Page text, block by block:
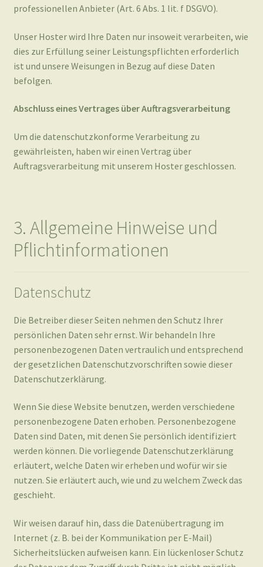
befolgen.
Abschluss eines Vertrages über Auftragsverarbeitung
Um die datenschutzkonforme Verarbeitung zu
gewährleisten, haben wir einen Vertrag über
3. Allgemeine Hinweise und
Datenschutz
Die Betreiber dieser Seiten nehmen den Schutz Ihrer
personenbezogenen Daten vertraulich und entsprechend
der gesetzlichen Datenschutzvorschriften sowie dieser
Wenn Sie diese Website benutzen, werden verschiedene
personenbezogene Daten erhoben. Personenbezogene
Daten sind Daten, mit denen Sie persönlich identifiziert
werden können. Die vorliegende Datenschutzerklärung
erläutert, welche Daten wir erheben und wofür wir sie
nutzen. Sie erläutert auch, wie und zu welchem Zweck das
geschieht.
Wir weisen darauf hin, dass die Datenübertragung im
Internet (z. B. bei der Kommunikation per E-Mail)
Sicherheitslücken aufweisen kann. Ein lückenloser Schutz
der Daten vor dem Zugriff durch Dritte ist nicht möglich.
Hinweis zur verantwortlichen Stelle